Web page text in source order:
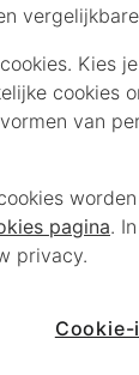
Kies
cookies
van
pagina.
privacy.